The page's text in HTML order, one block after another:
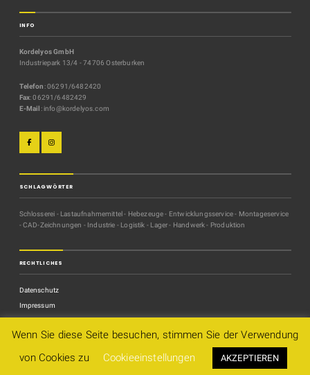
INFO
Kordelyos GmbH
Industriepark 13/4 - 74706 Osterburken
Telefon : 06291/6482420
Fax: 06291/6482429
E-Mail : info@kordelyos.com
SCHLAGWÖRTER
Schlosserei - Lastaufnahmemittel - Hebezeuge - Entwicklungsservice - Montageservice
- CAD-Zeichnungen - Industrie - Logistik - Lager - Handwerk - Produktion
RECHTLICHES
Datenschutz
Impressum
Wenn Sie diese Seite besuchen, stimmen Sie der Verwendung
von Cookies zu
Cookieeinstellungen AKZEPTIEREN